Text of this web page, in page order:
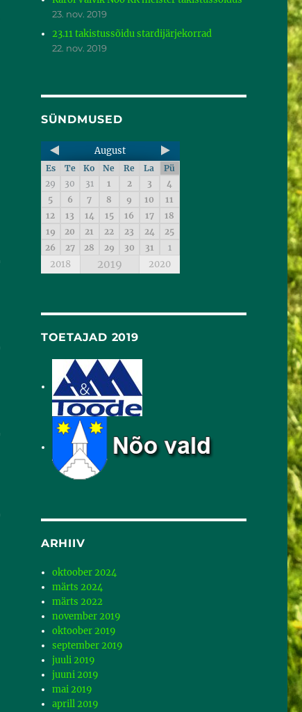
23. nov. 2019
23.11 takistussõidu stardijärjekorrad
22. nov. 2019
SÜNDMUSED
August
Es Te Ko Ne Re La
Pü
29
30 31 1 2 3
4
5
6 7 8 9 10
11
12
13 14 15 16 17
18
19
20 21 22 23 24
25
26
27 28 29 30 31 1
2018 2019 2020
TOETAJAD 2019
ARHIIV
oktoober 2024
märts 2024
märts 2022
november 2019
oktoober 2019
september 2019
juuli 2019
juuni 2019
mai 2019
aprill 2019